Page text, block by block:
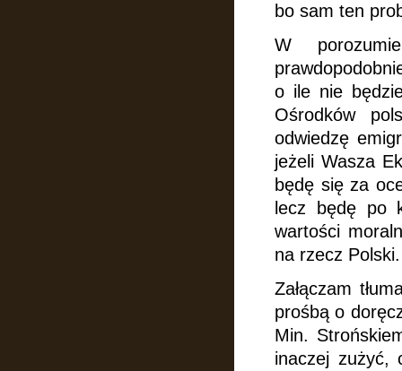
bo sam ten
W
o ile nie
Ośrodków
odwiedzę
jeżeli Wasza
będę się za
lecz będę po
wartości
na rzecz Polski.
Załączam
prośbą o
Min.
inaczej zużyć,